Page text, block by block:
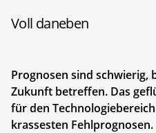
Voll daneben
Prognosen sind schwierig,
Zukunft betreffen. Das
für den
krassesten Fehlprognosen.